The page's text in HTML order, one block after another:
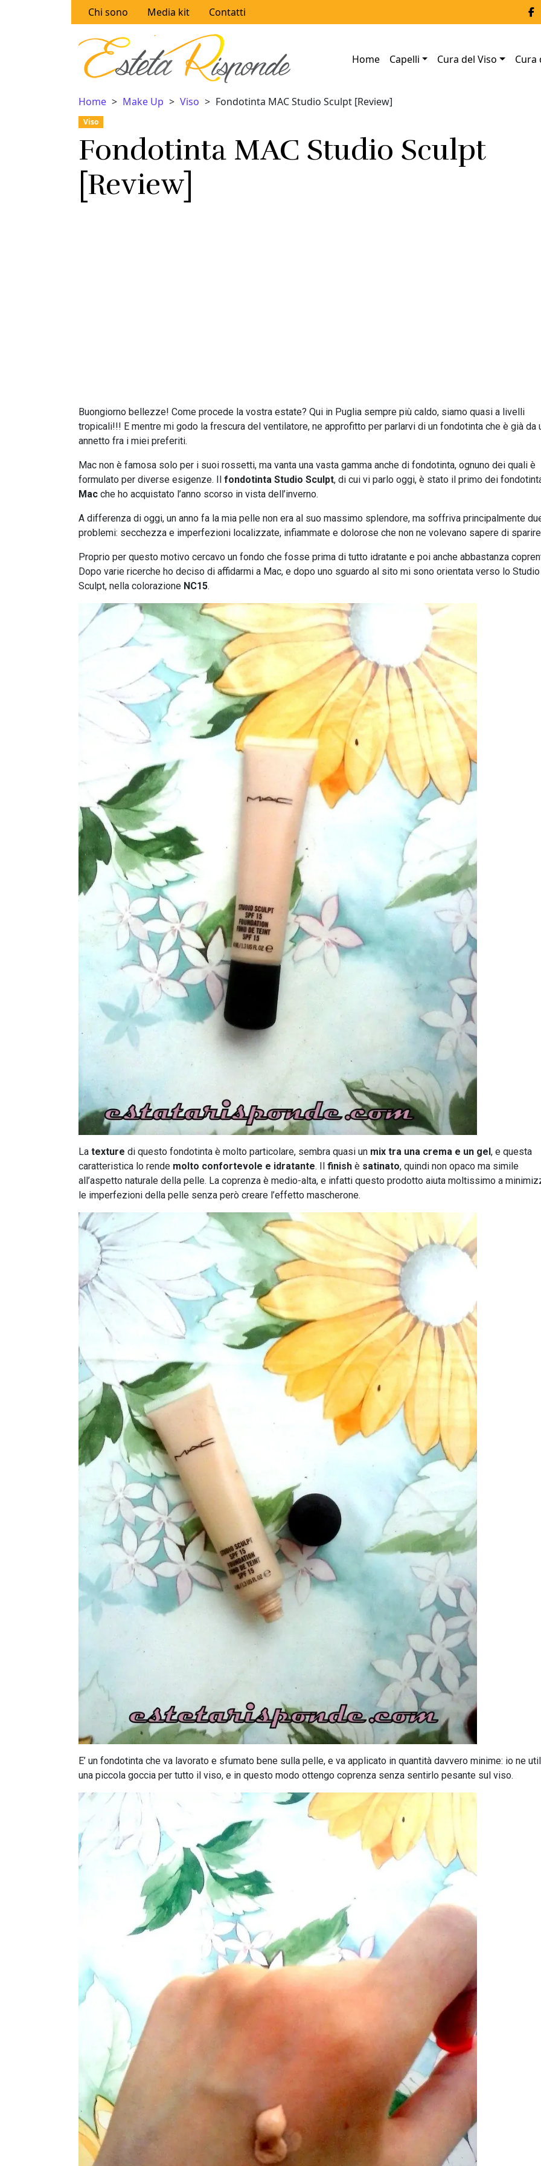
Chi sono Media kit Contatti
Home Capelli Cura del Viso Cura
Home Make Up Viso Fondotinta MAC Studio Sculpt [Review]
Viso
Fondotinta MAC Studio Sculpt
[Review]
Buongiorno bellezze! Come procede la vostra estate? Qui in Puglia sempre più caldo, siamo quasi a livelli
tropicali!!! E mentre mi godo la frescura del ventilatore, ne approfitto per parlarvi di un fondotinta che è già da
annetto fra i miei preferiti.
Mac non è famosa solo per i suoi rossetti, ma vanta una vasta gamma anche di fondotinta, ognuno dei quali è
formulato per diverse esigenze. Il fondotinta Studio Sculpt, di cui vi parlo oggi, è stato il primo dei
Mac che ho acquistato l’anno scorso in vista dell’inverno.
A differenza di oggi, un anno fa la mia pelle non era al suo massimo splendore, ma soffriva principalmente
problemi: secchezza e imperfezioni localizzate, infiammate e dolorose che non ne volevano sapere di
Proprio per questo motivo cercavo un fondo che fosse prima di tutto idratante e poi anche abbastanza
Dopo varie ricerche ho deciso di affidarmi a Mac, e dopo uno sguardo al sito mi sono orientata verso lo Studio
Sculpt, nella colorazione NC15.
La texture di questo fondotinta è molto particolare, sembra quasi un mix tra una crema e un gel , e questa
caratteristica lo rende molto confortevole e idratante. Il finish è satinato, quindi non opaco ma simile
all’aspetto naturale della pelle. La coprenza è medio-alta, e infatti questo prodotto aiuta moltissimo a
le imperfezioni della pelle senza però creare l’effetto mascherone.
E’ un fondotinta che va lavorato e sfumato bene sulla pelle, e va applicato in quantità davvero minime: io ne
una piccola goccia per tutto il viso, e in questo modo ottengo coprenza senza sentirlo pesante sul viso.